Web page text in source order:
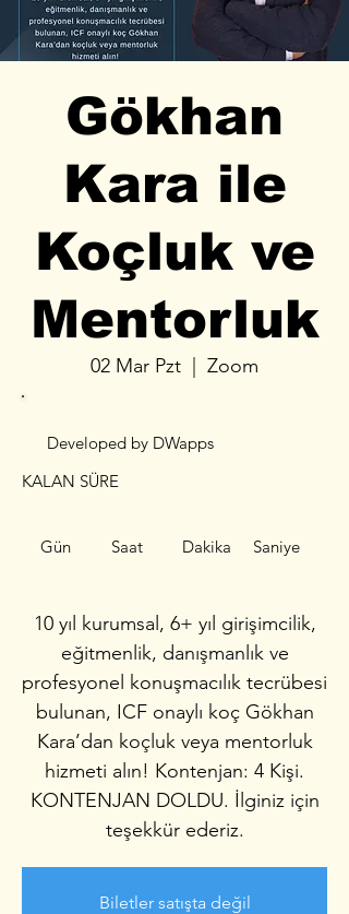
Gökhan
Kara ile
Koçluk ve
Mentorluk
02 Mar Pzt Zoom
Saniye
Dakika
Saat
Gün
KALAN SÜRE
Developed by DWapps
10 yıl kurumsal, 6+ yıl girişimcilik,
eğitmenlik, danışmanlık ve
profesyonel konuşmacılık tecrübesi
bulunan, ICF onaylı koç Gökhan
Kara’dan koçluk veya mentorluk
hizmeti alın! Kontenjan: 4 Kişi.
KONTENJAN DOLDU. İlginiz için
teşekkür ederiz.
Biletler satışta değil